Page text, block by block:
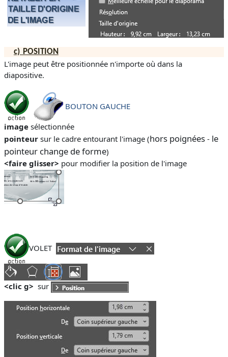
c) POSITION
L'image peut être positionnée n'importe où dans la
diapositive.
BOUTON GAUCHE
image sélectionnée
pointeur sur le cadre entourant l'image (hors poignées - le
pointeur change de forme)
<faire glisser> pour modifier la position de l'image
VOLET
<clic g> sur